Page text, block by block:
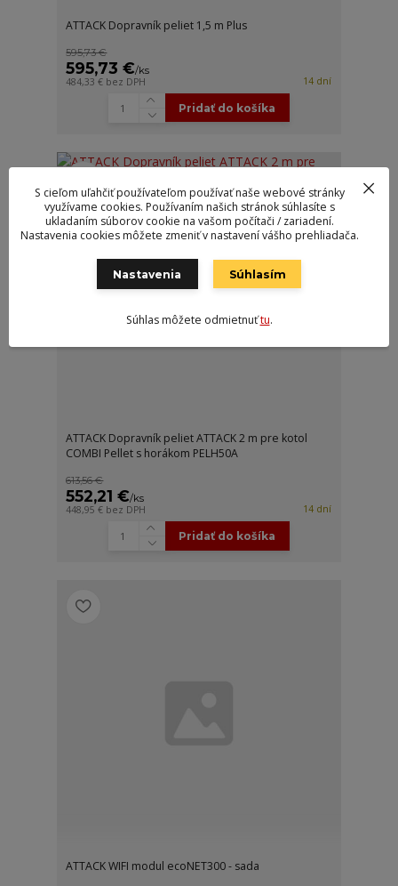
ATTACK Dopravník peliet 1,5 m Plus
595,73 €
595,73 €/ks
484,33 € bez DPH 14 dní
Pridať do košíka
ATTACK Dopravník peliet ATTACK 2 m pre kotol
COMBI Pellet s horákom PELH50A
613,56 €
552,21 €/ks
448,95 € bez DPH 14 dní
Pridať do košíka
ATTACK WIFI modul ecoNET300 - sada
S cieľom uľahčiť používateľom používať naše webové stránky
využívame cookies. Používaním našich stránok súhlasíte s
ukladaním súborov cookie na vašom počítači / zariadení.
Nastavenia cookies môžete zmeniť v nastavení vášho prehliadača.
Nastavenia Súhlasím
Súhlas môžete odmietnuťtu.